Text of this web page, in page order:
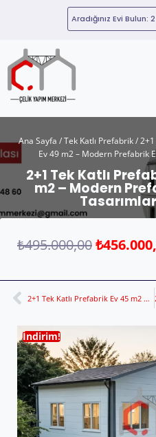
Aradığınız Evi Bulun:
Ana Sayfa /Tek Katlı Prefabrik/ 2+1
Ev 49 m2 – Modern Prefabrik
2+1 Tek Katlı
m2 – Modern
₺495.000,00₺
2+1 Tek Katlı Prefabrik Ev 45 m2 – Aileler İçin Modern Yaşam Alanı
İndirim!